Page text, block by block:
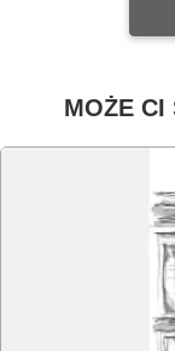
MOŻE CI